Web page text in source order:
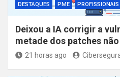
DESTAQUES PME PROFISSIONAIS
Deixou a IA corrigir a
metade dos patches
21 horas ago